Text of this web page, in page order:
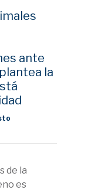
ante
la
de la
es